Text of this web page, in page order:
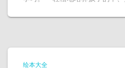
绘本大全